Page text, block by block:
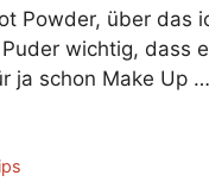
Powder, über das
wichtig, dass
ja schon Make Up …